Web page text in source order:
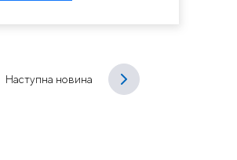
Наступна новина